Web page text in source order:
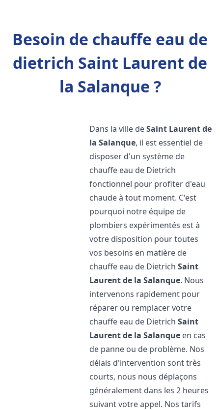
Besoin de chauffe eau de
dietrich Saint Laurent de
la Salanque ?
Dans la ville deSaint Laurent de
la Salanque, il est essentiel de
disposer d'un système de
chauffe eau de Dietrich
fonctionnel pour profiter d'eau
chaude à tout moment. C'est
pourquoi notre équipe de
plombiers expérimentés est à
votre disposition pour toutes
vos besoins en matière de
chauffe eau de DietrichSaint
Laurent de la Salanque. Nous
intervenons rapidement pour
réparer ou remplacer votre
chauffe eau de DietrichSaint
Laurent de la Salanque en cas
de panne ou de problème. Nos
délais d'intervention sont très
courts, nous nous déplaçons
généralement dans les 2 heures
suivant votre appel. Nos tarifs